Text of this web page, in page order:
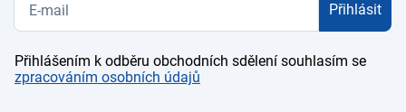
Přihlásit
Přihlášením k odběru obchodních sdělení souhlasím se
zpracováním osobních údajů